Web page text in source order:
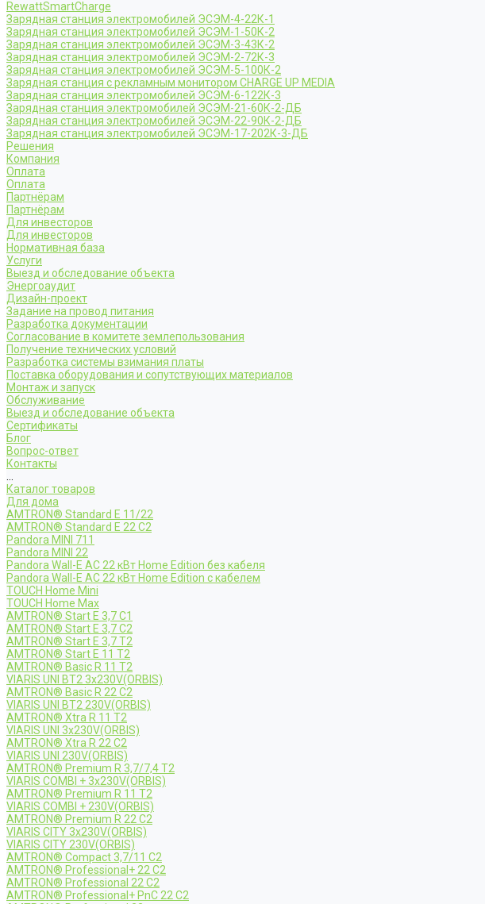
RewattSmartCharge
Зарядная станция электромобилей ЭСЭМ-4-22К-1
Зарядная станция электромобилей ЭСЭМ-1-50К-2
Зарядная станция электромобилей ЭСЭМ-3-43К-2
Зарядная станция электромобилей ЭСЭМ-2-72К-3
Зарядная станция электромобилей ЭСЭМ-5-100К-2
Зарядная станция с рекламным монитором CHARGE UP MEDIA
Зарядная станция электромобилей ЭСЭМ-6-122К-3
Зарядная станция электромобилей ЭСЭМ-21-60К-2-ДБ
Зарядная станция электромобилей ЭСЭМ-22-90К-2-ДБ
Зарядная станция электромобилей ЭСЭМ-17-202К-3-ДБ
Решения
Компания
Оплата
Оплата
Партнёрам
Партнёрам
Для инвесторов
Для инвесторов
Нормативная база
Услуги
Выезд и обследование объекта
Энергоаудит
Дизайн-проект
Задание на провод питания
Разработка документации
Согласование в комитете землепользования
Получение технических условий
Разработка системы взимания платы
Поставка оборудования и сопутствующих материалов
Монтаж и запуск
Обслуживание
Выезд и обследование объекта
Сертификаты
Блог
Вопрос-ответ
Контакты
...
Каталог товаров
Для дома
AMTRON® Standard E 11/22
AMTRON® Standard E 22 C2
Pandora MINI 711
Pandora MINI 22
Pandora Wall-E AC 22 кВт Home Edition без кабеля
Pandora Wall-E AC 22 кВт Home Edition с кабелем
TOUCH Home Mini
TOUCH Home Max
AMTRON® Start E 3,7 C1
AMTRON® Start E 3,7 C2
AMTRON® Start E 3,7 T2
AMTRON® Start E 11 T2
AMTRON® Basic R 11 T2
VIARIS UNI BT2 3x230V(ORBIS)
AMTRON® Basic R 22 C2
VIARIS UNI BT2 230V(ORBIS)
AMTRON® Xtra R 11 T2
VIARIS UNI 3x230V(ORBIS)
AMTRON® Xtra R 22 C2
VIARIS UNI 230V(ORBIS)
AMTRON® Premium R 3,7/7,4 T2
VIARIS COMBI + 3x230V(ORBIS)
AMTRON® Premium R 11 T2
VIARIS COMBI + 230V(ORBIS)
AMTRON® Premium R 22 C2
VIARIS CITY 3x230V(ORBIS)
VIARIS CITY 230V(ORBIS)
AMTRON® Compact 3,7/11 C2
AMTRON® Professional+ 22 C2
AMTRON® Professional 22 C2
AMTRON® Professional+ PnC 22 C2